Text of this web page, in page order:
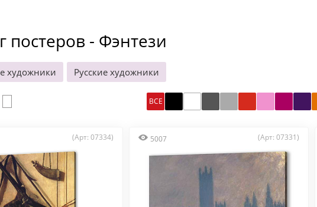
постеров - Фэнтези
художники Русские художники
ВСЕ
(Арт: 07334) 5007 (Арт: 07331)